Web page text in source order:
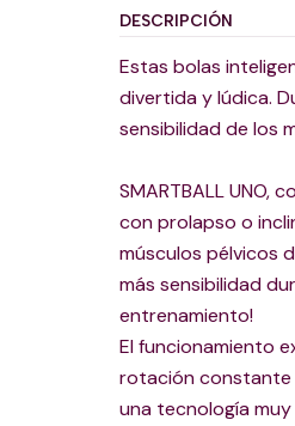
DESCRIPCIÓN
Estas bolas
divertida y lúdica.
sensibilidad de los
SMARTBALL UNO,
con prolapso o
músculos pélvicos
más sensibilidad
entrenamiento!
El funcionamiento
rotación constante
una tecnología